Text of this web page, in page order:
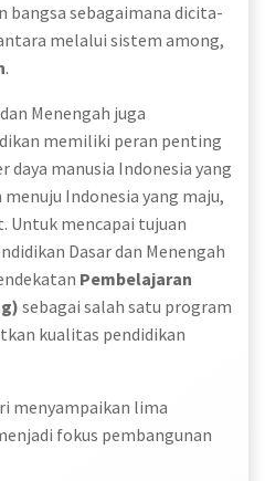
bangsa sebagaimana dicita-
melalui sistem among,
.
Menengah juga
memiliki peran penting
daya manusia Indonesia yang
Indonesia yang maju,
Untuk mencapai tujuan
Dasar dan Menengah
Pembelajaran
sebagai salah satu program
kualitas pendidikan
menyampaikan lima
fokus pembangunan